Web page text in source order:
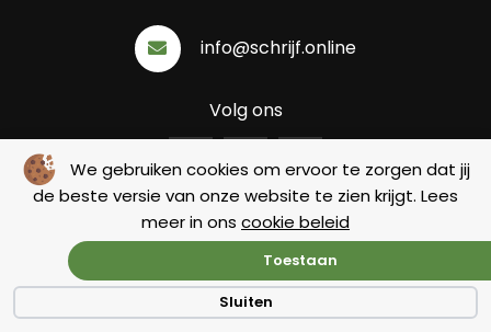
We gebruiken cookies om ervoor te zorgen dat jij
de beste versie van onze website te zien krijgt. Lees
meer in ons cookie beleid
Toestaan
Sluiten
info@schrijf.online
Volg ons
Algemene voorwaarden|Privacy|Cookie beleid
© Copyright 2026 – Schrijf.online |Webdesign by Yooker
Made with 💙